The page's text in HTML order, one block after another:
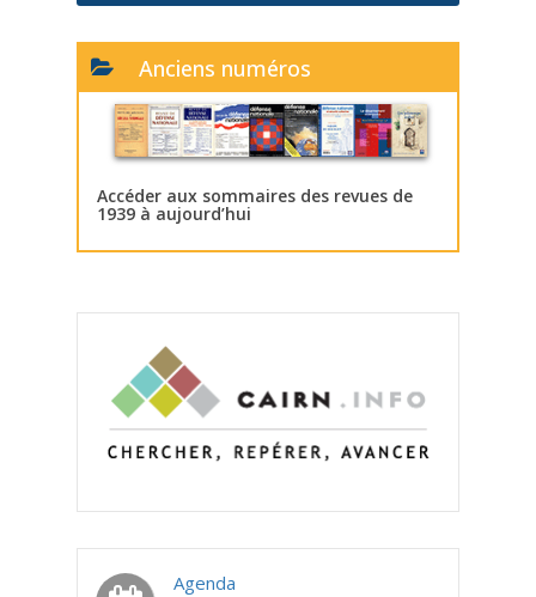
Anciens numéros
Accéder aux sommaires des revues de
1939 à aujourd’hui
Agenda